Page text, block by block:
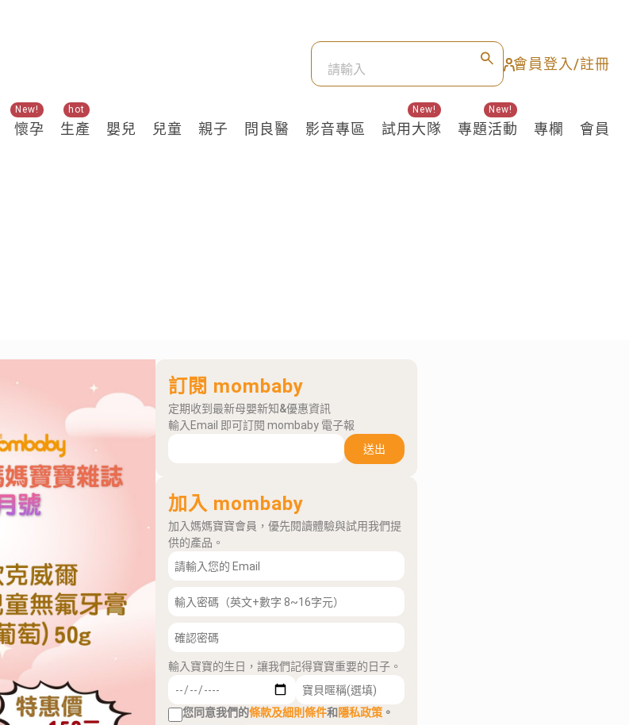
會員登入/註冊
懷孕
New!
生產
hot
嬰兒 兒童 親子 問良醫 影音專區 試用大隊
New!
專題活動
New!
專欄 會員
關鍵熱搜
訂閱 mombaby
定期收到最新母嬰新知&優惠資訊
輸入Email 即可訂閱 mombaby 電子報
送出
加入 mombaby
加入媽媽寶寶會員，優先閱讀體驗與試用我們提
供的產品。
輸入寶寶的生日，讓我們記得寶寶重要的日子。
您同意我們的條款及細則條件和隱私政策 。